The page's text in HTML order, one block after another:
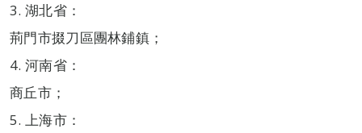
3. 湖北省：
荊門市掇刀區團林鋪鎮；
4. 河南省：
商丘市；
5. 上海市：